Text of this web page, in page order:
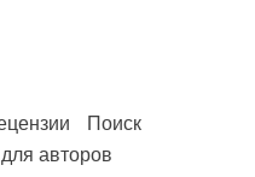
Поиск
авторов